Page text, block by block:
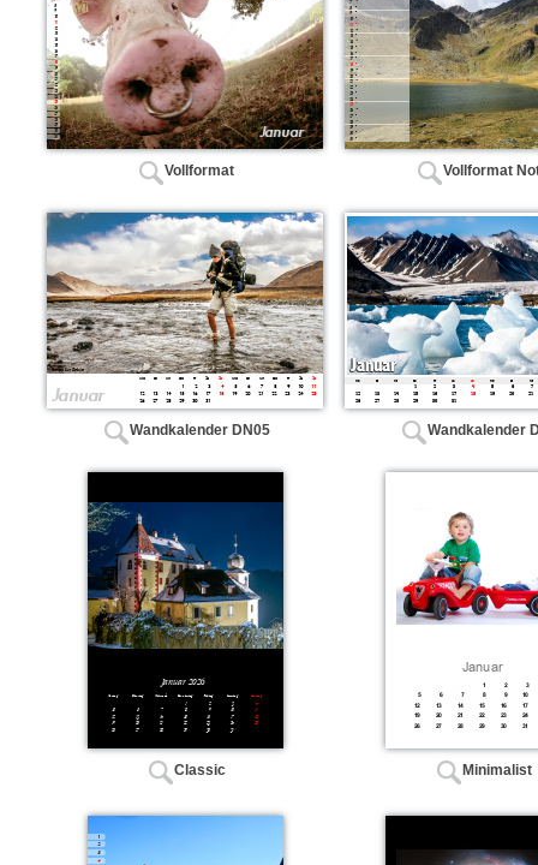
Vollformat Vollformat
Wandkalender DN05 Wandkalender
Classic Minimalist